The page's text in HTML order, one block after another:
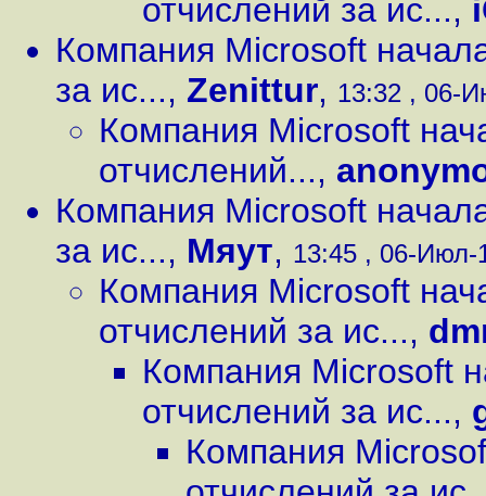
отчислений за ис...,
Компания Microsoft
за ис..., Zenittur, 13:32 , 06-
Компания Microsoft
отчислений...,
Компания Microsoft
за ис..., Мяут, 13:45 , 06-Июл-
Компания Microsoft
отчислений за ис...,
Компания Microsoft
отчислений за ис...,
Компания